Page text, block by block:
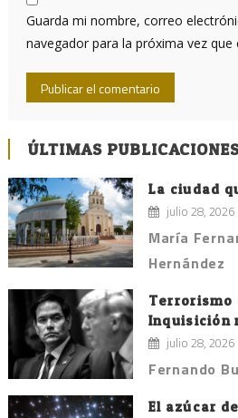
Guarda mi nombre, correo
navegador para la próxima vez que
ÚLTIMAS
La ciudad
julio 28, 2026
María
Hernández
Terrorismo
Inquisición
julio 28, 2026
Fernando
El azúcar